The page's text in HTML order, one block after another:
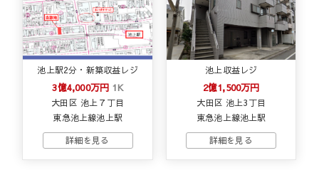
池上駅2分・新築収益レジ
3億4,000万円 1K
大田区 池上７丁目
東急池上線池上駅
池上収益レジ
2億1,500万円
大田区 池上3丁目
東急池上線池上駅